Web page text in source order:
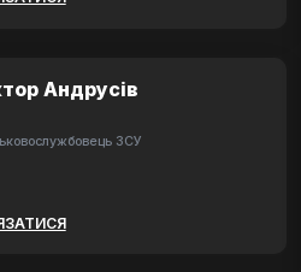
Андрусів
ЗСУ